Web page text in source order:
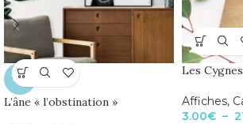
TOP
L’âne « l’obstination »
Les
Affiches,
3.00€ –